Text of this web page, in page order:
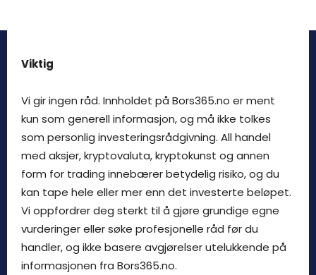
Viktig
Vi gir ingen råd. Innholdet på Bors365.no er ment
kun som generell informasjon, og må ikke tolkes
som personlig investeringsrådgivning. All handel
med aksjer, kryptovaluta, kryptokunst og annen
form for trading innebærer betydelig risiko, og du
kan tape hele eller mer enn det investerte beløpet.
Vi oppfordrer deg sterkt til å gjøre grundige egne
vurderinger eller søke profesjonelle råd før du
handler, og ikke basere avgjørelser utelukkende på
informasjonen fra Bors365.no.